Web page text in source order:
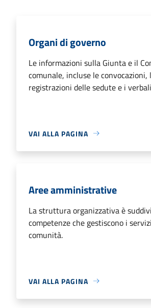
Organi di governo
Le informazioni sulla Giunta e il
comunale, incluse le convocazioni,
registrazioni delle sedute e i verbali
VAI ALLA PAGINA
Aree amministrative
La struttura organizzativa è
competenze che gestiscono i
comunità.
VAI ALLA PAGINA